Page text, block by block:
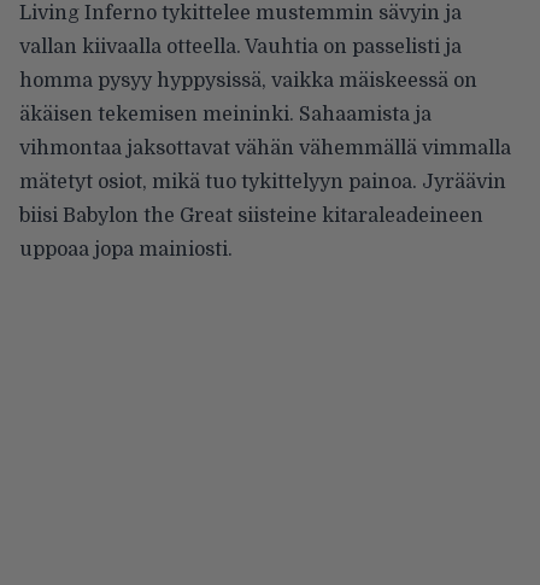
Living Inferno tykittelee mustemmin sävyin ja
vallan kiivaalla otteella. Vauhtia on passelisti ja
homma pysyy hyppysissä, vaikka mäiskeessä on
äkäisen tekemisen meininki. Sahaamista ja
vihmontaa jaksottavat vähän vähemmällä vimmalla
mätetyt osiot, mikä tuo tykittelyyn painoa. Jyräävin
biisi Babylon the Great siisteine kitaraleadeineen
uppoaa jopa mainiosti.